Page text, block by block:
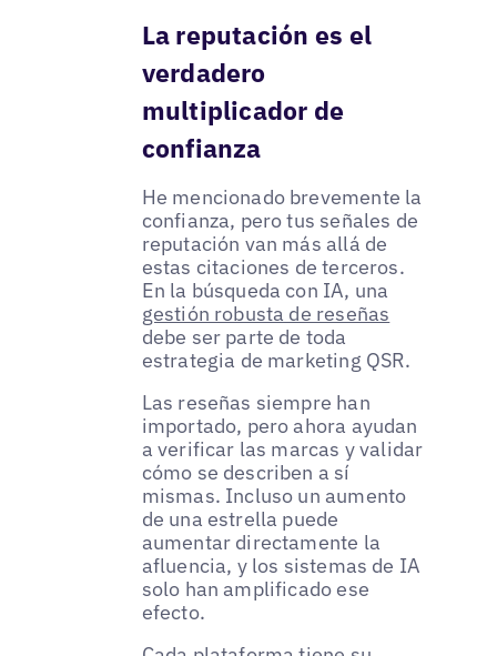
La reputación es el
verdadero
multiplicador de
confianza
He mencionado brevemente la
confianza, pero tus señales de
reputación van más allá de
estas citaciones de terceros.
En la búsqueda con IA, una
gestión robusta de reseñas
debe ser parte de toda
estrategia de marketing QSR.
Las reseñas siempre han
importado, pero ahora ayudan
a verificar las marcas y validar
cómo se describen a sí
mismas. Incluso un aumento
de una estrella puede
aumentar directamente la
afluencia, y los sistemas de IA
solo han amplificado ese
efecto.